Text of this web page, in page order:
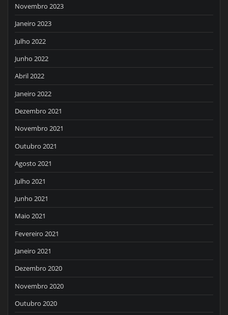
Novembro 2023
Janeiro 2023
Julho 2022
Junho 2022
Abril 2022
Janeiro 2022
Dezembro 2021
Novembro 2021
Outubro 2021
Agosto 2021
Julho 2021
Junho 2021
Maio 2021
Fevereiro 2021
Janeiro 2021
Dezembro 2020
Novembro 2020
Outubro 2020